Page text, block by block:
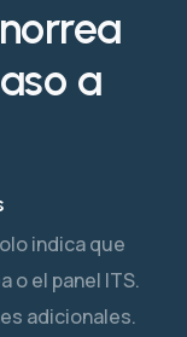
a
indica que
o el panel ITS.
adicionales.